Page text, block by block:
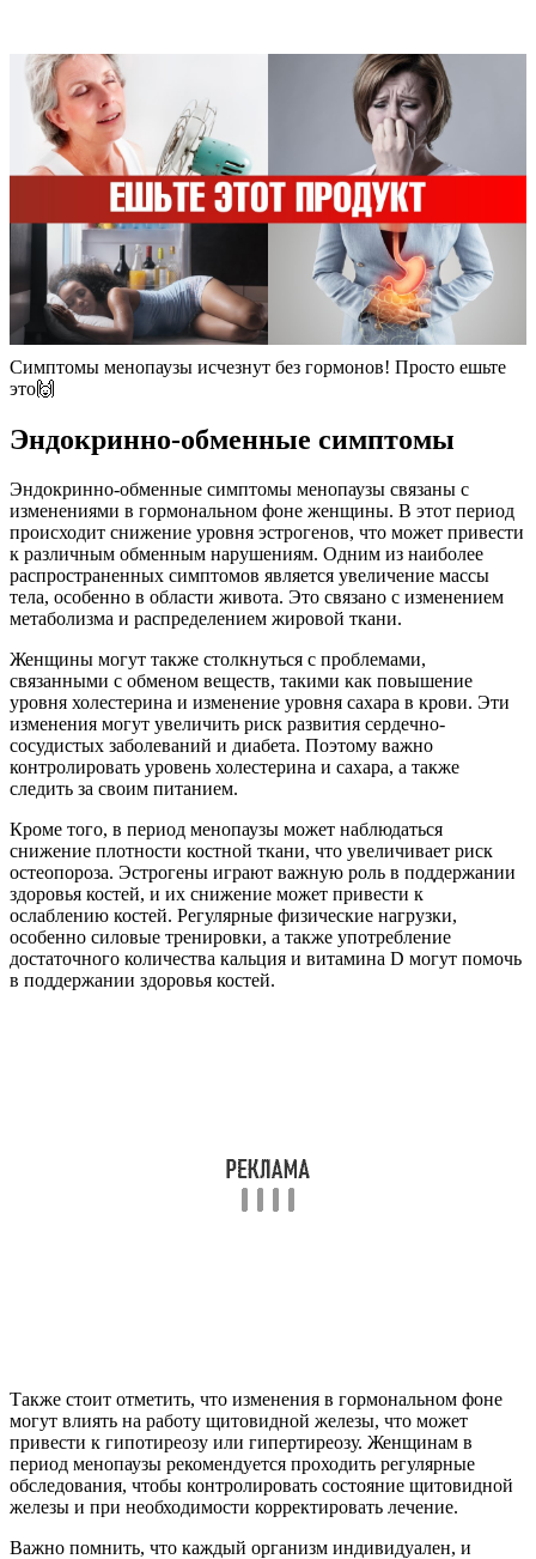
Симптомы менопаузы исчезнут без гормонов! Просто ешьте
это🙌
Эндокринно-обменные симптомы
Эндокринно-обменные симптомы менопаузы связаны с
изменениями в гормональном фоне женщины. В этот период
происходит снижение уровня эстрогенов, что может привести
к различным обменным нарушениям. Одним из наиболее
распространенных симптомов является увеличение массы
тела, особенно в области живота. Это связано с изменением
метаболизма и распределением жировой ткани.
Женщины могут также столкнуться с проблемами,
связанными с обменом веществ, такими как повышение
уровня холестерина и изменение уровня сахара в крови. Эти
изменения могут увеличить риск развития сердечно-
сосудистых заболеваний и диабета. Поэтому важно
контролировать уровень холестерина и сахара, а также
следить за своим питанием.
Кроме того, в период менопаузы может наблюдаться
снижение плотности костной ткани, что увеличивает риск
остеопороза. Эстрогены играют важную роль в поддержании
здоровья костей, и их снижение может привести к
ослаблению костей. Регулярные физические нагрузки,
особенно силовые тренировки, а также употребление
достаточного количества кальция и витамина D могут помочь
в поддержании здоровья костей.
Также стоит отметить, что изменения в гормональном фоне
могут влиять на работу щитовидной железы, что может
привести к гипотиреозу или гипертиреозу. Женщинам в
период менопаузы рекомендуется проходить регулярные
обследования, чтобы контролировать состояние щитовидной
железы и при необходимости корректировать лечение.
Важно помнить, что каждый организм индивидуален, и